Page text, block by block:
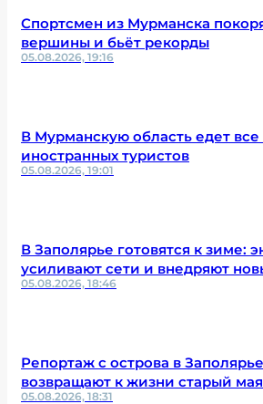
Спортсмен из Мурманска
вершины и бьёт рекорды
05.08.2026, 19:16
В Мурманскую область едет
иностранных туристов
05.08.2026, 19:01
В Заполярье готовятся к зиме:
усиливают сети и внедряют
05.08.2026, 18:46
Репортаж с острова в
возвращают к жизни старый
05.08.2026, 18:31